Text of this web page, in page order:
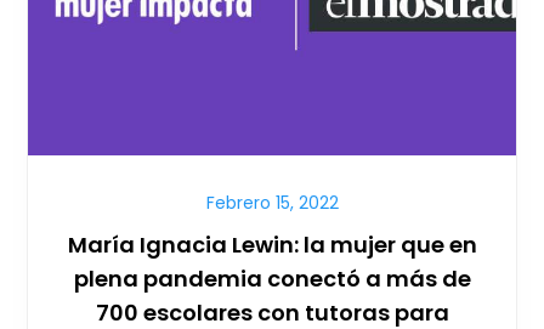
Febrero 15, 2022
María Ignacia Lewin: la mujer que en
plena pandemia conectó a más de
700 escolares con tutoras para